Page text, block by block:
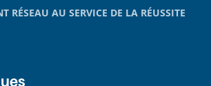
RÉSEAU AU SERVICE DE LA RÉUSSITE